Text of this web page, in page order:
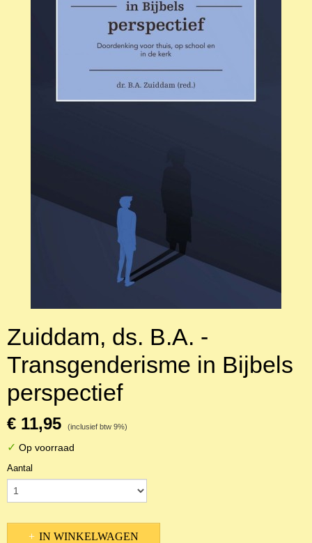
Zuiddam, ds. B.A. -
Transgenderisme in Bijbels
perspectief
€ 11,95 (inclusief btw 9%)
✓ Op voorraad
Aantal
IN WINKELWAGEN